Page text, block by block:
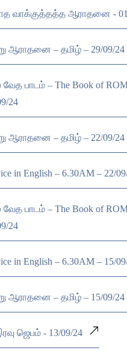
வாக்குத்தத்த ஆராதனை -
ஆராதனை – தமிழ் – 29/09/24
பாடம் – The Book of
24
ஆராதனை – தமிழ் – 22/09/24
in English – 6.30AM – 22/
பாடம் – The Book of
24
in English – 6.30AM – 15/
ஆராதனை – தமிழ் – 15/09/24
ஜெபம் - 13/09/24